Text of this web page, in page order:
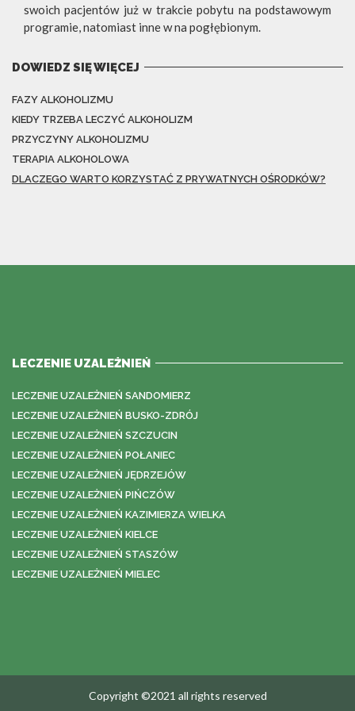
swoich pacjentów już w trakcie pobytu na podstawowym
programie, natomiast inne w na pogłębionym.
DOWIEDZ SIĘ WIĘCEJ
FAZY ALKOHOLIZMU
KIEDY TRZEBA LECZYĆ ALKOHOLIZM
PRZYCZYNY ALKOHOLIZMU
TERAPIA ALKOHOLOWA
DLACZEGO WARTO KORZYSTAĆ Z PRYWATNYCH OŚRODKÓW?
LECZENIE UZALEŻNIEŃ
LECZENIE UZALEŻNIEŃ SANDOMIERZ
LECZENIE UZALEŻNIEŃ BUSKO-ZDRÓJ
LECZENIE UZALEŻNIEŃ SZCZUCIN
LECZENIE UZALEŻNIEŃ POŁANIEC
LECZENIE UZALEŻNIEŃ JĘDRZEJÓW
LECZENIE UZALEŻNIEŃ PIŃCZÓW
LECZENIE UZALEŻNIEŃ KAZIMIERZA WIELKA
LECZENIE UZALEŻNIEŃ KIELCE
LECZENIE UZALEŻNIEŃ STASZÓW
LECZENIE UZALEŻNIEŃ MIELEC
Copyright ©2021 all rights reserved